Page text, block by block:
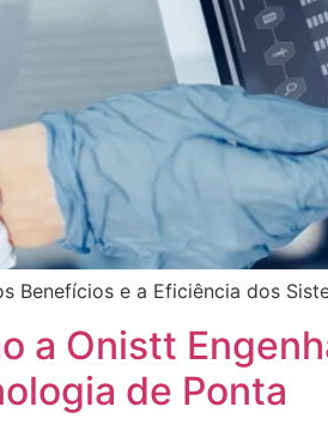
Benefícios e a Eficiência dos
a Onistt
de Ponta